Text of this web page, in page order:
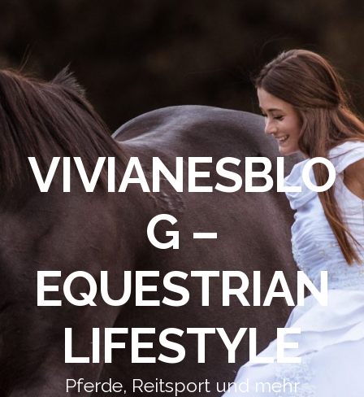
VIVIANESBLO
G –
EQUESTRIAN
LIFESTYLE
Pferde, Reitsport und mehr